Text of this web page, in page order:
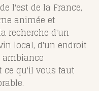
l'est de la France,
animée et
recherche d'un
local, d'un endroit
ce qu'il vous faut